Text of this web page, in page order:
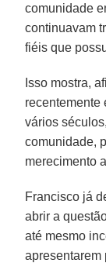
comunidade
continuavam
fiéis que
Isso mostra,
recentemente
vários
comunidade,
merecimento
Francisco já
abrir a
até mesmo
apresentarem